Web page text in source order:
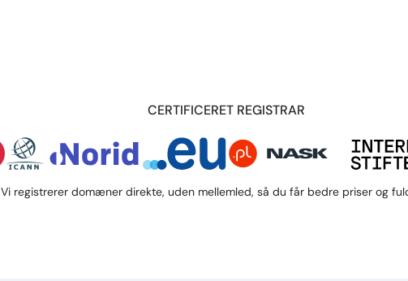
CERTIFICERET REGISTRAR
Vi registrerer domæner direkte, uden mellemled, så du får bedre priser og